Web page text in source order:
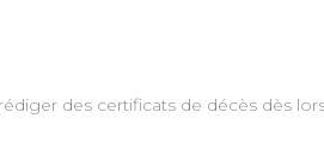
des certificats de décès dès lors